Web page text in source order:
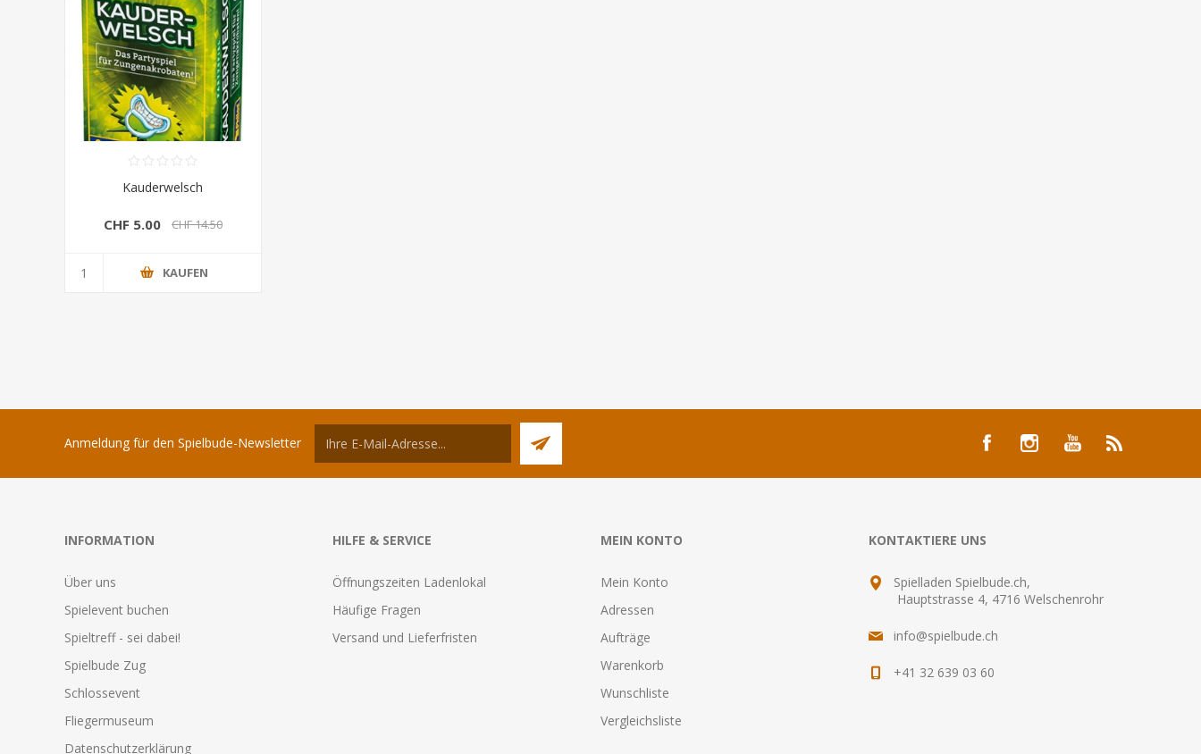
Kauderwelsch
CHF 5.00 CHF 14.50
KAUFEN
Anmeldung für den Spielbude-Newsletter
INFORMATION
Über uns
Spielevent buchen
Spieltreff - sei dabei!
Spielbude Zug
Schlossevent
Fliegermuseum
Datenschutzerklärung
HILFE & SERVICE
Öffnungszeiten Ladenlokal
Häufige Fragen
Versand und Lieferfristen
MEIN KONTO
Mein Konto
Adressen
Aufträge
Warenkorb
Wunschliste
Vergleichsliste
KONTAKTIERE UNS
Spielladen Spielbude.ch,
Hauptstrasse 4, 4716 Welschenrohr
info@spielbude.ch
+41 32 639 03 60